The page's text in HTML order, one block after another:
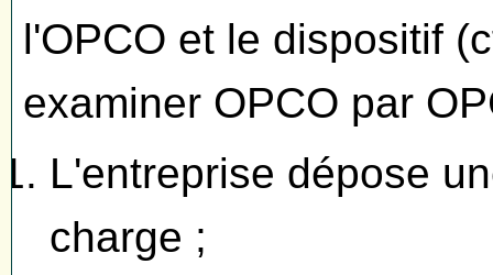
l'OPCO et le dispositif
examiner OPCO par
L'entreprise dépose
charge ;